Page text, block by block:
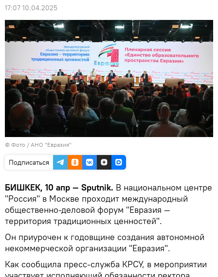
17:07 10.04.2025
© Фото / АНО "Евразия"
Подписаться
БИШКЕК, 10 апр — Sputnik. В национальном центре
"Россия" в Москве проходит международный
общественно-деловой форум "Евразия —
территория традиционных ценностей".
Он приурочен к годовщине создания автономной
некоммерческой организации "Евразия".
Как сообщила пресс-служба КРСУ, в мероприятии